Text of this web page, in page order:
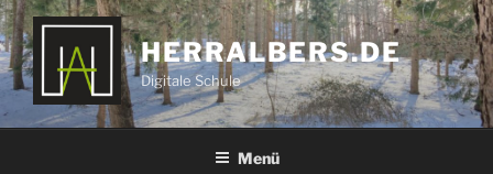
Zum
Inhalt
springen
HERRALBERS.DE
Digitale Schule
Menü